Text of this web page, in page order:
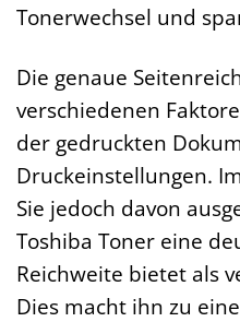
Tonerwechsel und
Die genaue
verschiedenen
der gedruckten
Druckeinstellungen.
Sie jedoch davon
Toshiba Toner eine
Reichweite bietet als
Dies macht ihn zu